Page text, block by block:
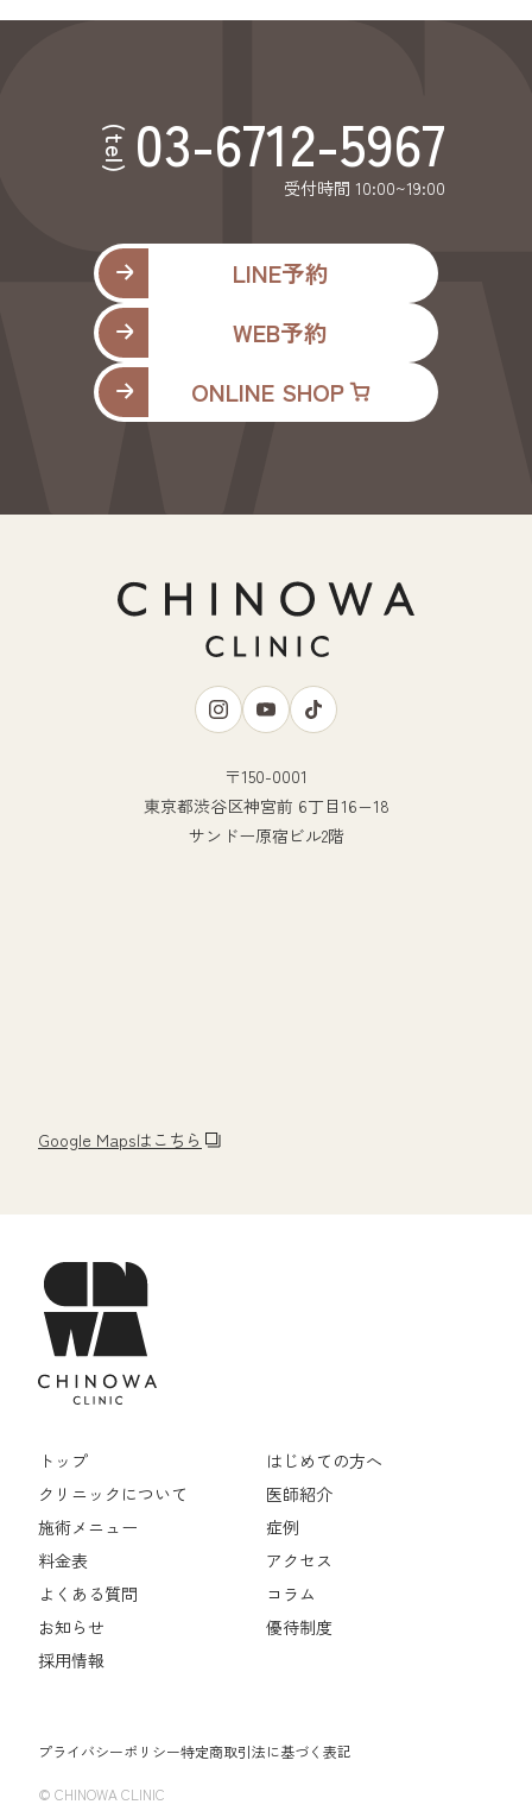
(tel) 03-6712-5967
受付時間 10:00~19:00
LINE予約
WEB予約
ONLINE SHOP
Google Mapsはこちら
〒150-0001
東京都渋谷区神宮前 6丁目16−18
サンドー原宿ビル2階
トップ
はじめての方へ
クリニックについて
医師紹介
施術メニュー
症例
料金表
アクセス
よくある質問
コラム
お知らせ
優待制度
採用情報
プライバシーポリシー特定商取引法に基づく表記
© CHINOWA CLINIC